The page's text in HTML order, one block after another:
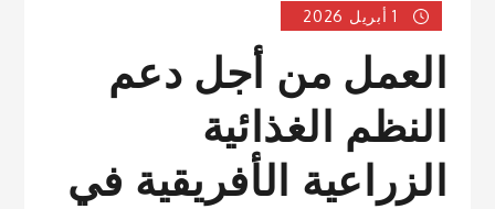
1 أبريل 2026
العمل من أجل دعم
النظم الغذائية
الزراعية الأفريقية في